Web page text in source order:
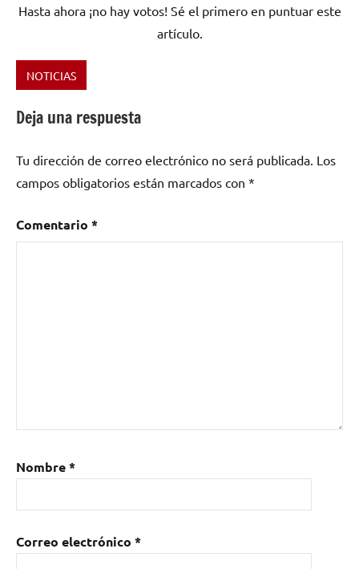
Hasta ahora ¡no hay votos! Sé el primero en puntuar este
artículo.
Etiquetado
America,
festival,
Foz,
México
NOTICIAS
Deja una respuesta
Tu dirección de correo electrónico no será publicada. Los
campos obligatorios están marcados con *
Comentario *
Nombre*
Correo electrónico *